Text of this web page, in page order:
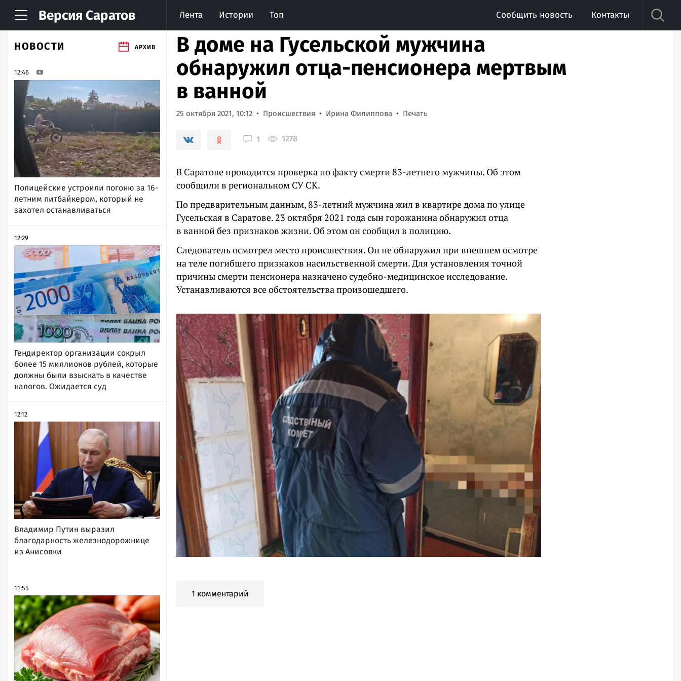
Версия Саратов Лента Истории Топ Сообщить новость Контакты
НОВОСТИ АРХИВ
12:46
Полицейские устроили погоню за 16-
летним питбайкером, который не
захотел останавливаться
12:29
Гендиректор организации сокрыл
более 15 миллионов рублей, которые
должны были взыскать в качестве
налогов. Ожидается суд
12:12
Владимир Путин выразил
благодарность железнодорожнице
из Анисовки
11:55
В доме на Гусельской мужчина
обнаружил отца-пенсионера мертвым
в ванной
25 октября 2021, 10:12 Происшествия Ирина Филиппова Печать
1 1278
В Саратове проводится проверка по факту смерти 83-летнего мужчины. Об этом
сообщили в региональном СУ СК.
По предварительным данным, 83-летний мужчина жил в квартире дома по улице
Гусельская в Саратове. 23 октября 2021 года сын горожанина обнаружил отца
в ванной без признаков жизни. Об этом он сообщил в полицию.
Следователь осмотрел место происшествия. Он не обнаружил при внешнем осмотре
на теле погибшего признаков насильственной смерти. Для установления точной
причины смерти пенсионера назначено судебно-медицинское исследование.
Устанавливаются все обстоятельства произошедшего.
1 комментарий